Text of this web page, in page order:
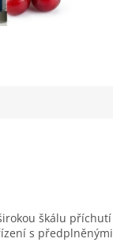
škálu
s